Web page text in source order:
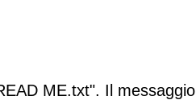
ME.txt". Il messaggio